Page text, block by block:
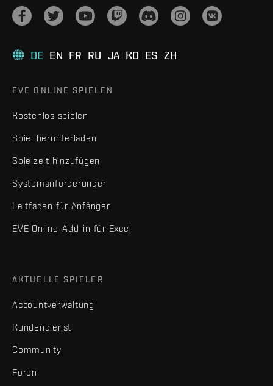
DE EN FR RU JA KO ES ZH
EVE ONLINE SPIELEN
Kostenlos spielen
Spiel herunterladen
Spielzeit hinzufügen
Systemanforderungen
Leitfaden für Anfänger
EVE Online-Add-in für Excel
AKTUELLE SPIELER
Accountverwaltung
Kundendienst
Community
Foren